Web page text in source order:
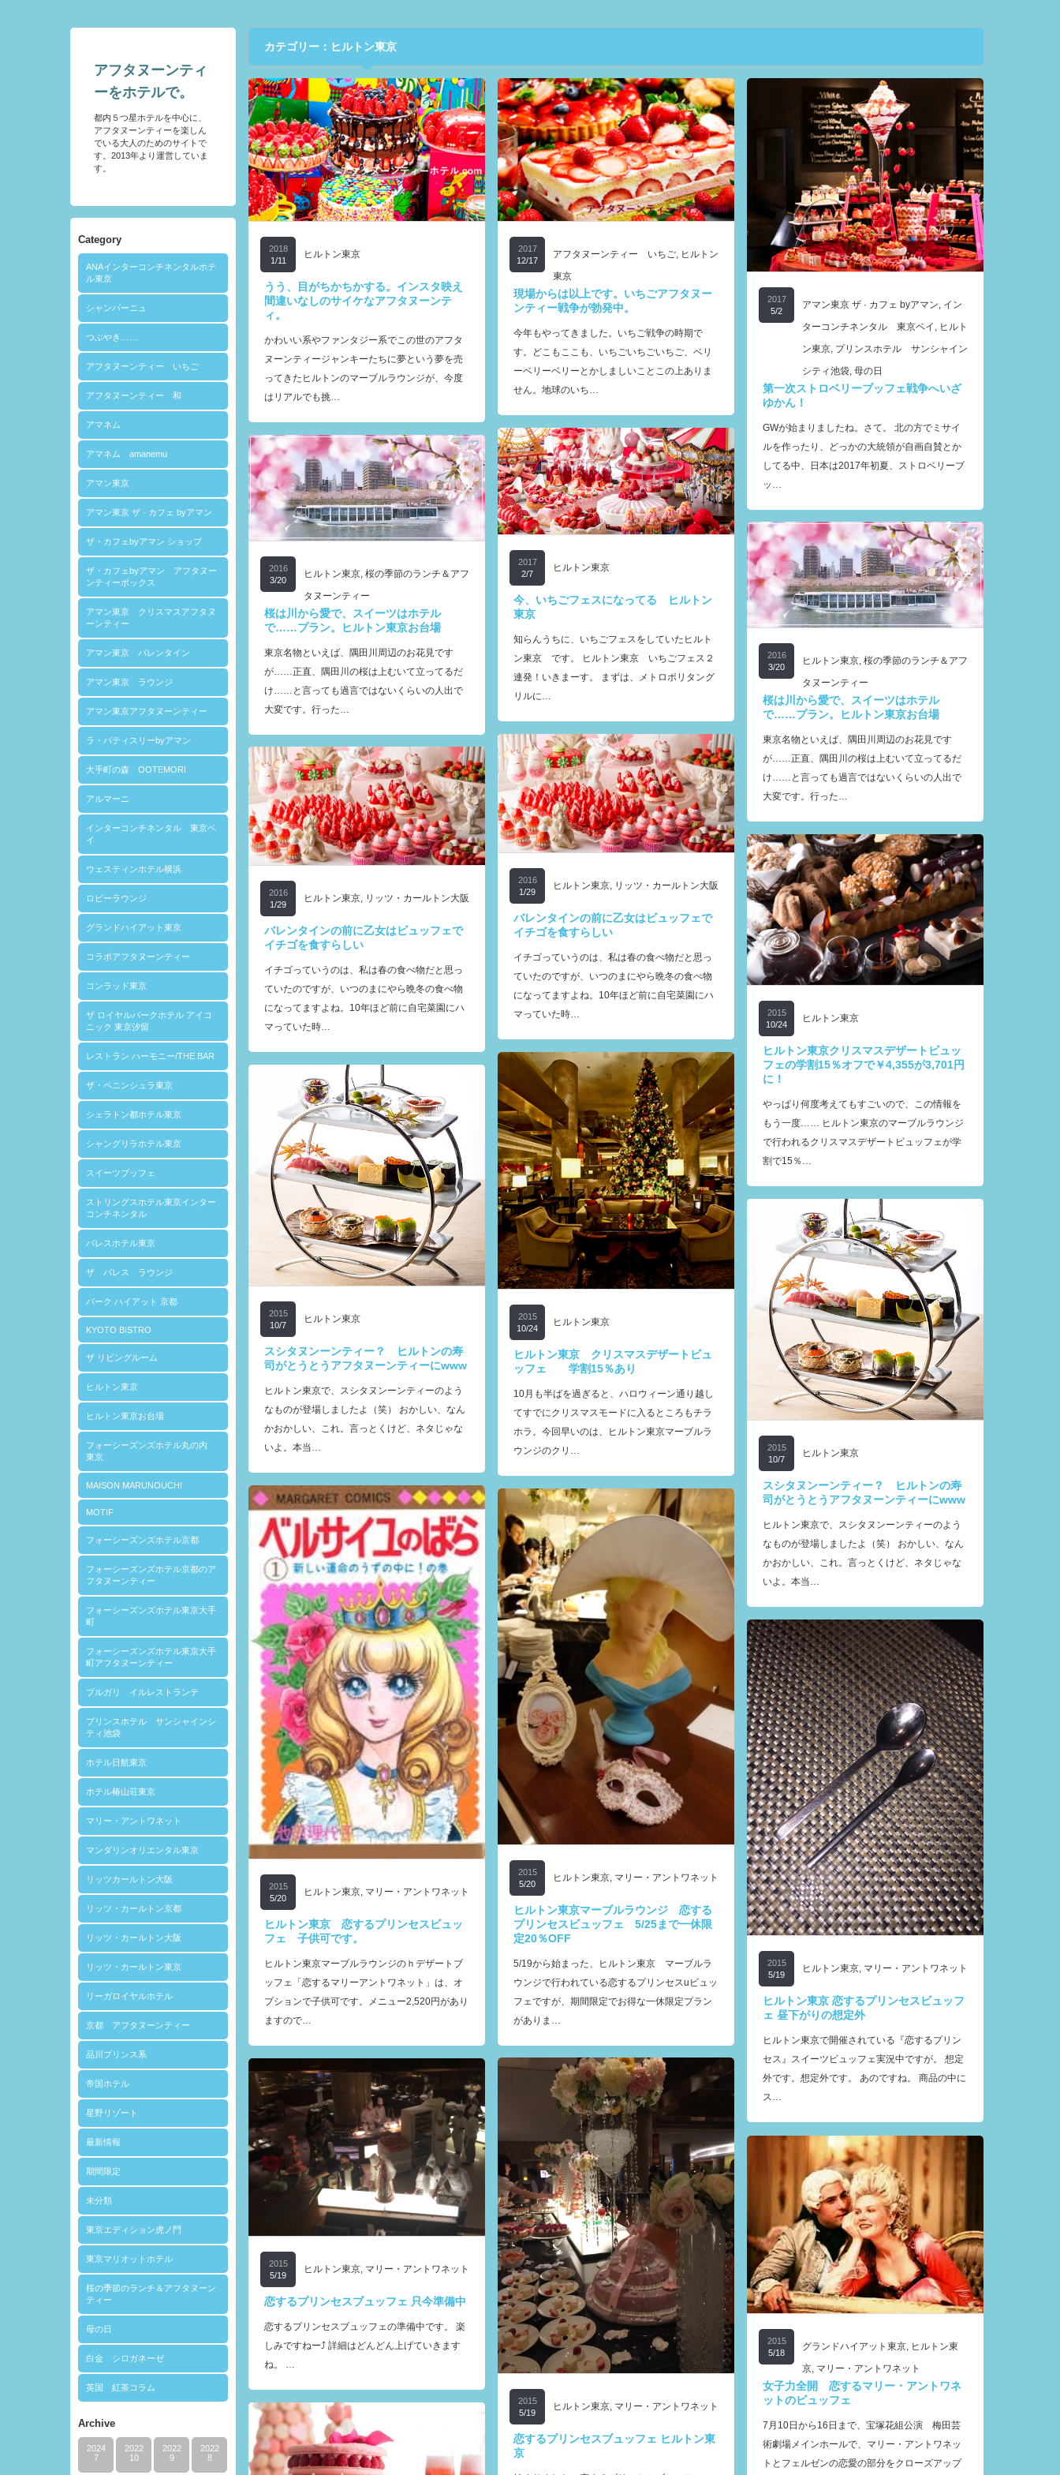
アフタヌーンティ
ーをホテルで。
都内５つ星ホテルを中心に、
アフタヌーンティーを楽しん
でいる大人のためのサイトで
す。2013年より運営していま
す。
Category
ANAインターコンチネンタルホテ
ル東京
シャンパーニュ
つぶやき……
アフタヌーンティー いちご
アフタヌーンティー 和
アマネム
アマネム amanemu
アマン東京
アマン東京 ザ · カフェ byアマン
ザ・カフェbyアマン ショップ
ザ・カフェbyアマン アフタヌー
ンティーボックス
アマン東京 クリスマスアフタヌ
ーンティー
アマン東京 バレンタイン
アマン東京 ラウンジ
アマン東京アフタヌーンティー
ラ・パティスリーbyアマン
大手町の森 OOTEMORI
アルマーニ
インターコンチネンタル 東京ベ
イ
ウェスティンホテル横浜
ロビーラウンジ
グランドハイアット東京
コラボアフタヌーンティー
コンラッド東京
ザ ロイヤルパークホテル アイコ
ニック 東京汐留
レストラン ハーモニー/THE BAR
ザ・ペニンシュラ東京
シェラトン都ホテル東京
シャングリラホテル東京
スイーツブッフェ
ストリングスホテル東京インター
コンチネンタル
パレスホテル東京
ザ パレス ラウンジ
パーク ハイアット 京都
KYOTO BISTRO
ザ リビングルーム
ヒルトン東京
ヒルトン東京お台場
フォーシーズンズホテル丸の内
東京
MAISON MARUNOUCHI
MOTIF
フォーシーズンズホテル京都
フォーシーズンズホテル京都のア
フタヌーンティー
フォーシーズンズホテル東京大手
町
フォーシーズンズホテル東京大手
町アフタヌーンティー
ブルガリ イルレストランテ
プリンスホテル サンシャインシ
ティ池袋
ホテル日航東京
ホテル椿山荘東京
マリー・アントワネット
マンダリンオリエンタル東京
リッツカールトン大阪
リッツ・カールトン京都
リッツ・カールトン大阪
リッツ・カールトン東京
リーガロイヤルホテル
京都 アフタヌーンティー
品川プリンス系
帝国ホテル
星野リゾート
最新情報
期間限定
未分類
東京エディション虎ノ門
東京マリオットホテル
桜の季節のランチ＆アフタヌーン
ティー
母の日
白金 シロガネーゼ
英国 紅茶コラム
Archive
2024
7
2022
10
2022
9
2022
8
カテゴリー：ヒルトン東京
2018
1/11
ヒルトン東京
うう、目がちかちかする。インスタ映え
間違いなしのサイケなアフタヌーンテ
ィ。
かわいい系やファンタジー系でこの世のアフタ
ヌーンティージャンキーたちに夢という夢を売
ってきたヒルトンのマーブルラウンジが、今度
はリアルでも挑…
2017
12/17
アフタヌーンティー いちご, ヒルトン
東京
現場からは以上です。いちごアフタヌー
ンティー戦争が勃発中。
今年もやってきました。いちご戦争の時期で
す。どこもここも、いちごいちごいちご、ベリ
ーベリーベリーとかしましいことこの上ありま
せん。地球のいち…
2017
5/2
アマン東京 ザ · カフェ byアマン, イン
ターコンチネンタル 東京ベイ , ヒルト
ン東京, プリンスホテル サンシャイン
シティ池袋, 母の日
第一次ストロベリーブッフェ戦争へいざ
ゆかん！
GWが始まりましたね。さて。 北の方でミサイ
ルを作ったり、どっかの大統領が自画自賛とか
してる中、日本は2017年初夏、ストロベリーブ
ッ…
2017
2/7
ヒルトン東京
今、いちごフェスになってる ヒルトン
東京
知らんうちに、いちごフェスをしていたヒルト
ン東京 です。 ヒルトン東京 いちごフェス２
連発！いきまーす。 まずは、メトロポリタング
リルに…
2016
3/20
ヒルトン東京, 桜の季節のランチ＆アフ
タヌーンティー
桜は川から愛で、スイーツはホテル
で……プラン。ヒルトン東京お台場
東京名物といえば、隅田川周辺のお花見です
が……正直、隅田川の桜は上むいて立ってるだ
け……と言っても過言ではないくらいの人出で
大変です。行った…
2016
3/20
ヒルトン東京, 桜の季節のランチ＆アフ
タヌーンティー
桜は川から愛で、スイーツはホテル
で……プラン。ヒルトン東京お台場
東京名物といえば、隅田川周辺のお花見です
が……正直、隅田川の桜は上むいて立ってるだ
け……と言っても過言ではないくらいの人出で
大変です。行った…
2016
1/29
ヒルトン東京, リッツ・カールトン大阪
バレンタインの前に乙女はビュッフェで
イチゴを食すらしい
イチゴっていうのは、私は春の食べ物だと思っ
ていたのですが、いつのまにやら晩冬の食べ物
になってますよね。10年ほど前に自宅菜園にハ
マっていた時…
2016
1/29
ヒルトン東京, リッツ・カールトン大阪
バレンタインの前に乙女はビュッフェで
イチゴを食すらしい
イチゴっていうのは、私は春の食べ物だと思っ
ていたのですが、いつのまにやら晩冬の食べ物
になってますよね。10年ほど前に自宅菜園にハ
マっていた時…
2015
10/24
ヒルトン東京
ヒルトン東京クリスマスデザートビュッ
フェの学割15％オフで￥4,355が3,701円
に！
やっぱり何度考えてもすごいので、この情報を
もう一度…… ヒルトン東京のマーブルラウンジ
で行われるクリスマスデザートビュッフェが学
割で15％…
2015
10/24
ヒルトン東京
ヒルトン東京 クリスマスデザートビュ
ッフェ 学割15％あり
10月も半ばを過ぎると、ハロウィーン通り越し
てすでにクリスマスモードに入るところもチラ
ホラ。今回早いのは、ヒルトン東京マーブルラ
ウンジのクリ…
2015
10/7
ヒルトン東京
スシタヌンーンティー？ ヒルトンの寿
司がとうとうアフタヌーンティーにwww
ヒルトン東京で、スシタヌンーンティーのよう
なものが登場しましたよ（笑） おかしい、なん
かおかしい、これ。言っとくけど、ネタじゃな
いよ。本当…
2015
10/7
ヒルトン東京
スシタヌンーンティー？ ヒルトンの寿
司がとうとうアフタヌーンティーにwww
ヒルトン東京で、スシタヌンーンティーのよう
なものが登場しましたよ（笑） おかしい、なん
かおかしい、これ。言っとくけど、ネタじゃな
いよ。本当…
2015
5/20
ヒルトン東京 マリー・アントワネット
ヒルトン東京 恋するプリンセスビュッ
フェ 子供可です。
ヒルトン東京マーブルラウンジのｈデザートブ
ッフェ「恋するマリーアントワネット」は、オ
プションで子供可です。メニュー2,520円があり
ますので…
2015
5/20
ヒルトン東京 マリー・アントワネット
ヒルトン東京マーブルラウンジ 恋する
プリンセスビュッフェ 5/25まで一休限
定20％OFF
5/19から始まった、ヒルトン東京 マーブルラ
ウンジで行われている恋するプリンセスuビュッ
フェですが、期間限定でお得な一休限定プラン
がありま…
2015
5/19
ヒルトン東京, マリー・アントワネット
ヒルトン東京 恋するプリンセスビュッフ
ェ 昼下がりの想定外
ヒルトン東京で開催されている『恋するプリン
セス』スイーツビュッフェ実況中ですが。 想定
外です。想定外です。 あのですね。 商品の中に
ス…
2015
5/19
ヒルトン東京, マリー・アントワネット
恋するプリンセスブュッフェ ヒルトン東
京
2015
5/19
ヒルトン東京, マリー・アントワネット
恋するプリンセスブュッフェ 只今準備中
恋するプリンセスブュッフェの準備中です。 楽
しみですねー⤴︎ 詳細はどんどん上げていきます
ね。 …
2015
5/18
グランドハイアット東京, ヒルトン東
京, マリー・アントワネット
女子力全開 恋するマリー・アントワネ
ットのビュッフェ
7月10日から16日まで、宝塚花組公演 梅田芸
術劇場メインホールで、マリー・アントワネッ
トとフェルゼンの恋愛の部分をクローズアップ